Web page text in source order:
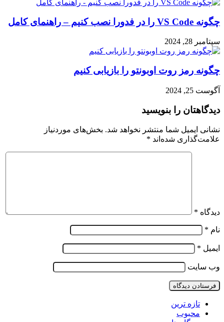
چگونه VS Code را در فدورا نصب کنیم – راهنمای کامل
سپتامبر 28, 2024
چگونه رمز روت اوبونتو را بازیابی کنیم
آگوست 25, 2024
دیدگاهتان را بنویسید
نشانی ایمیل شما منتشر نخواهد شد. بخش‌های موردنیاز
علامت‌گذاری شده‌اند *
دیدگاه *
نام *
ایمیل *
وب‌ سایت
تازه ترین
محبوب